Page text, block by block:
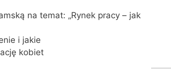
na temat: „Rynek pracy – jak
i jakie
kobiet